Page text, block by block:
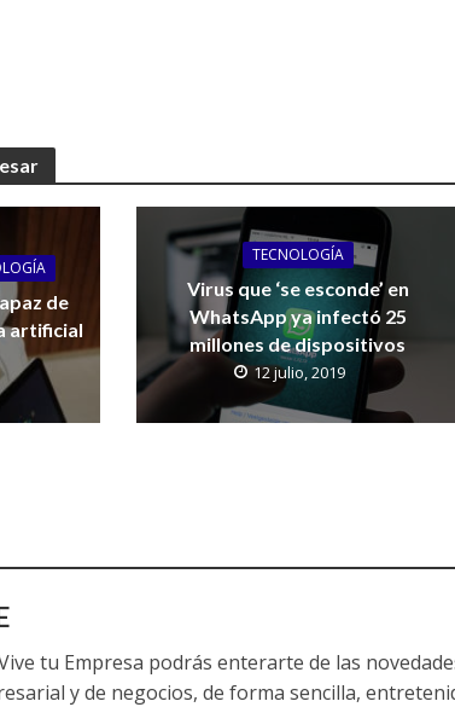
de
artificial
TECNOLOGÍA
Virus que ‘se esconde’ en
WhatsApp ya infectó 25
millones de dispositivos
12 julio, 2019
tu Empresa podrás enterarte de las
y de negocios, de forma sencilla,